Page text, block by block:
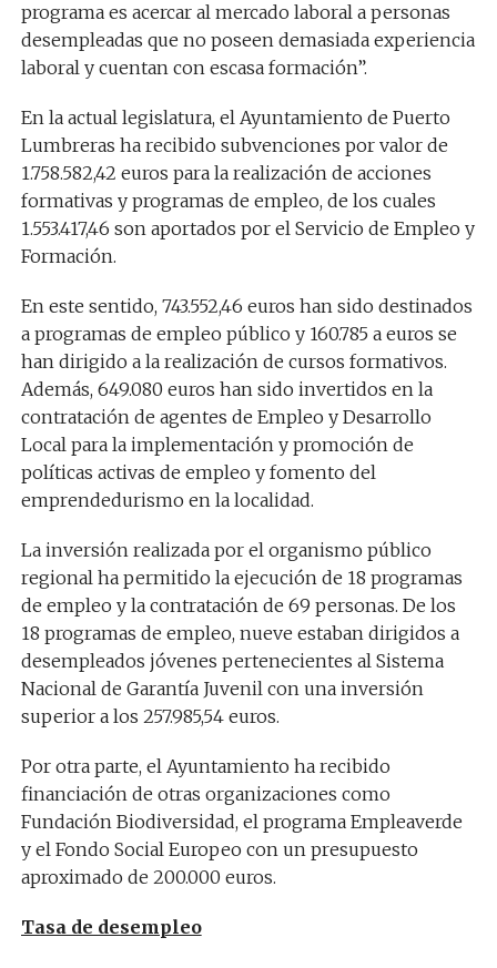
programa es acercar al mercado laboral a personas
desempleadas que no poseen demasiada experiencia
laboral y cuentan con escasa formación”.
En la actual legislatura, el Ayuntamiento de Puerto
Lumbreras ha recibido subvenciones por valor de
1.758.582,42 euros para la realización de acciones
formativas y programas de empleo, de los cuales
1.553.417,46 son aportados por el Servicio de Empleo y
Formación.
En este sentido, 743.552,46 euros han sido destinados
a programas de empleo público y 160.785 a euros se
han dirigido a la realización de cursos formativos.
Además, 649.080 euros han sido invertidos en la
contratación de agentes de Empleo y Desarrollo
Local para la implementación y promoción de
políticas activas de empleo y fomento del
emprendedurismo en la localidad.
La inversión realizada por el organismo público
regional ha permitido la ejecución de 18 programas
de empleo y la contratación de 69 personas. De los
18 programas de empleo, nueve estaban dirigidos a
desempleados jóvenes pertenecientes al Sistema
Nacional de Garantía Juvenil con una inversión
superior a los 257.985,54 euros.
Por otra parte, el Ayuntamiento ha recibido
financiación de otras organizaciones como
Fundación Biodiversidad, el programa Empleaverde
y el Fondo Social Europeo con un presupuesto
aproximado de 200.000 euros.
Tasa de desempleo